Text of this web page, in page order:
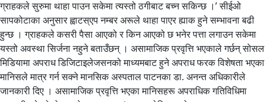
ग्राहकले सुरुमा थाहा पाउन सकेमा त्यस्तो ठगीबाट बच्न सकिन्छ ।’ सीईओ
सापकोटाका अनुसार ह्वाटस्एप नम्बर अरूले थाहा पाएर ह्याक हुने सम्भावना बढी
हुन्छ । ग्राहकले कसरी पैसा आएको र किन आएको छ भनेर पत्ता लगाउन सकेमा
यस्तो अवस्था सिर्जना नहुने बताउँछन् । असामाजिक प्रवृत्ति भएकाले गर्छन् सोसल
मिडियामा अपराध डिजिटाइलेजसनको माध्यमबाट हुने अपराध फरक विशेषता भएका
मानिसले मात्र गर्न सक्ने मानसिक अस्पताल पाटनका डा. अनन्त अधिकारीले
जानकारी दिए । असामाजिक प्रवृत्ति भएका मानिसहरू अपराधिक गतिविधिमा